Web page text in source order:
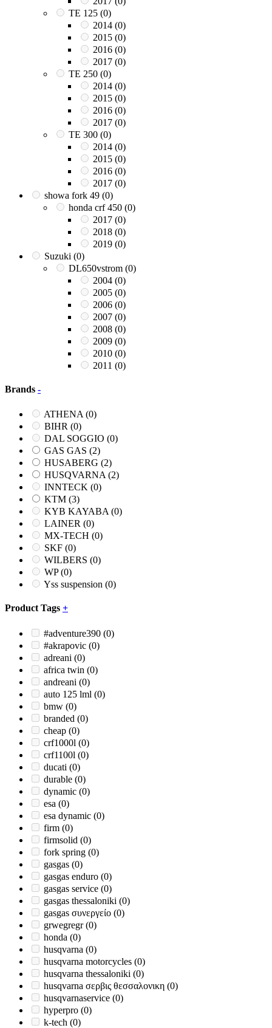
TE 125 (0)
2014 (0)
2015 (0)
2016 (0)
2017 (0)
TE 250 (0)
2014 (0)
2015 (0)
2016 (0)
2017 (0)
TE 300 (0)
2014 (0)
2015 (0)
2016 (0)
2017 (0)
showa fork 49 (0)
honda crf 450 (0)
2017 (0)
2018 (0)
2019 (0)
Suzuki (0)
DL650vstrom (0)
2004 (0)
2005 (0)
2006 (0)
2007 (0)
2008 (0)
2009 (0)
2010 (0)
2011 (0)
Brands -
ATHENA (0)
BIHR (0)
DAL SOGGIO (0)
GAS GAS (2)
HUSABERG (2)
HUSQVARNA (2)
INNTECK (0)
KTM (3)
KYB KAYABA (0)
LAINER (0)
MX-TECH (0)
SKF (0)
WILBERS (0)
WP(0)
Yss suspension (0)
Product Tags +
#adventure390 (0)
#akrapovic (0)
adreani (0)
africa twin (0)
andreani (0)
auto 125 lml (0)
bmw (0)
branded (0)
cheap (0)
crf1000l (0)
crf1100l (0)
ducati (0)
durable (0)
dynamic (0)
esa (0)
esa dynamic (0)
firm (0)
firmsolid (0)
fork spring (0)
gasgas (0)
gasgas enduro (0)
gasgas service (0)
gasgas thessaloniki (0)
gasgas συνεργείο (0)
grwegregr(0)
honda (0)
husqvarna (0)
husqvarna motorcycles (0)
husqvarna thessaloniki (0)
husqvarna σερβις θεσσαλονικη (0)
husqvarnaservice (0)
hyperpro (0)
k-tech (0)